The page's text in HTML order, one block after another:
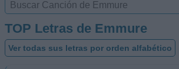
TOP Letras de Emmure
Ver todas sus letras por orden alfabético